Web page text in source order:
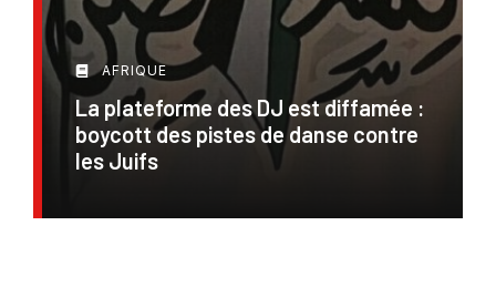
AFRIQUE
La plateforme des DJ est diffamée :
boycott des pistes de danse contre
les Juifs